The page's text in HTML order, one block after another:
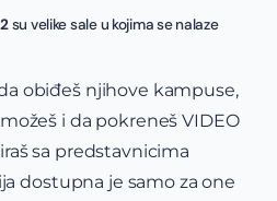
su velike sale u kojima se nalaze
obiđeš njihove kampuse,
i da pokreneš VIDEO
sa predstavnicima
dostupna je samo za one